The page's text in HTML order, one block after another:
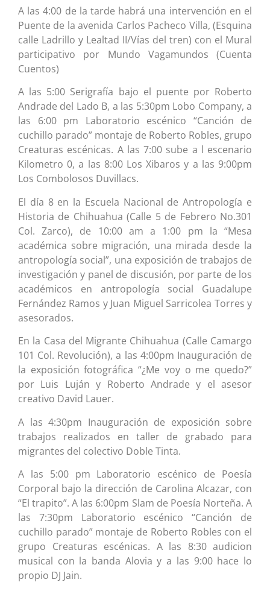
A las 4:00 de la tarde habrá una intervención en el
Puente de la avenida Carlos Pacheco Villa, (Esquina
calle Ladrillo y Lealtad II/Vías del tren) con el Mural
participativo por Mundo Vagamundos (Cuenta
Cuentos)
A las 5:00 Serigrafía bajo el puente por Roberto
Andrade del Lado B, a las 5:30pm Lobo Company, a
las 6:00 pm Laboratorio escénico “Canción de
cuchillo parado” montaje de Roberto Robles, grupo
Creaturas escénicas. A las 7:00 sube a l escenario
Kilometro 0, a las 8:00 Los Xibaros y a las 9:00pm
Los Combolosos Duvillacs.
El día 8 en la Escuela Nacional de Antropología e
Historia de Chihuahua (Calle 5 de Febrero No.301
Col. Zarco), de 10:00 am a 1:00 pm la “Mesa
académica sobre migración, una mirada desde la
antropología social”, una exposición de trabajos de
investigación y panel de discusión, por parte de los
académicos en antropología social Guadalupe
Fernández Ramos y Juan Miguel Sarricolea Torres y
asesorados.
En la Casa del Migrante Chihuahua (Calle Camargo
101 Col. Revolución), a las 4:00pm Inauguración de
la exposición fotográfica “¿Me voy o me quedo?”
por Luis Luján y Roberto Andrade y el asesor
creativo David Lauer.
A las 4:30pm Inauguración de exposición sobre
trabajos realizados en taller de grabado para
migrantes del colectivo Doble Tinta.
A las 5:00 pm Laboratorio escénico de Poesía
Corporal bajo la dirección de Carolina Alcazar, con
“El trapito”. A las 6:00pm Slam de Poesía Norteña. A
las 7:30pm Laboratorio escénico “Canción de
cuchillo parado” montaje de Roberto Robles con el
grupo Creaturas escénicas. A las 8:30 audicion
musical con la banda Alovia y a las 9:00 hace lo
propio DJ Jain.